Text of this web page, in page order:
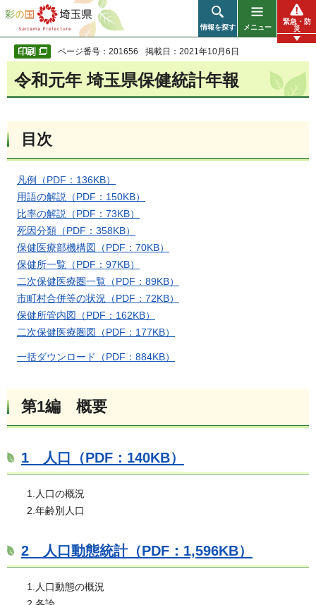
彩の国 埼玉県
情報を探す メニュー
緊急・防
災
ページ番号：201656 掲載日：2021年10月6日
令和元年 埼玉県保健統計年報
目次
凡例（PDF：136KB）
用語の解説（PDF：150KB）
比率の解説（PDF：73KB）
死因分類（PDF：358KB）
保健医療部機構図（PDF：70KB）
保健所一覧（PDF：97KB）
二次保健医療圏一覧（PDF：89KB）
市町村合併等の状況（PDF：72KB）
保健所管内図（PDF：162KB）
二次保健医療圏図（PDF：177KB）
一括ダウンロード（PDF：884KB）
第1編 概要
1 人口（PDF：140KB）
1.人口の概況
2.年齢別人口
2 人口動態統計（PDF：1,596KB）
1.人口動態の概況